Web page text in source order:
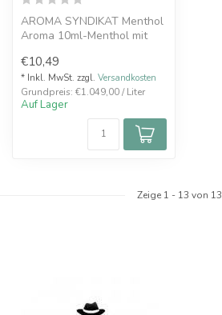
AROMA SYNDIKAT Menthol
Aroma 10ml-Menthol mit
€10,49
* Inkl. MwSt. zzgl. Versandkosten
Grundpreis: €1.049,00 / Liter
Auf Lager
Zeige 1 - 13 von 13